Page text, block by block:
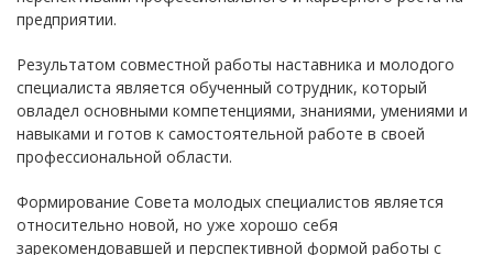
предприятии.
Результатом совместной работы наставника и молодого
специалиста является обученный сотрудник, который
овладел основными компетенциями, знаниями, умениями и
навыками и готов к самостоятельной работе в своей
профессиональной области.
Формирование Совета молодых специалистов является
относительно новой, но уже хорошо себя
зарекомендовавшей и перспективной формой работы с